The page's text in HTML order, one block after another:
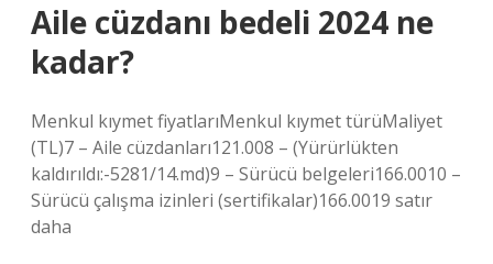
Aile cüzdanı bedeli 2024 ne
kadar?
Menkul kıymet fiyatlarıMenkul kıymet türüMaliyet
(TL)7 – Aile cüzdanları121.008 – (Yürürlükten
kaldırıldı:-5281/14.md)9 – Sürücü belgeleri166.0010 –
Sürücü çalışma izinleri (sertifikalar)166.0019 satır
daha